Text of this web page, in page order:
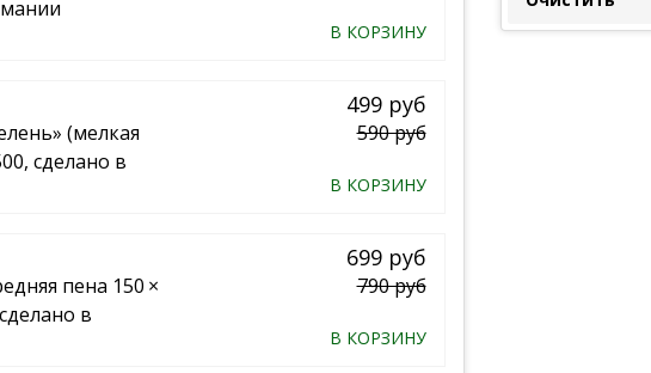
В КОРЗИНУ
(мелкая
сделано в
499 руб
590 руб
В КОРЗИНУ
пена 150 ×
в
699 руб
790 руб
В КОРЗИНУ